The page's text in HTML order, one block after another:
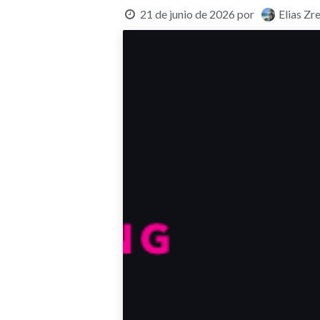
21 de junio de 2026 por Elias